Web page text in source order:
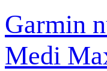
Garmin
Medi